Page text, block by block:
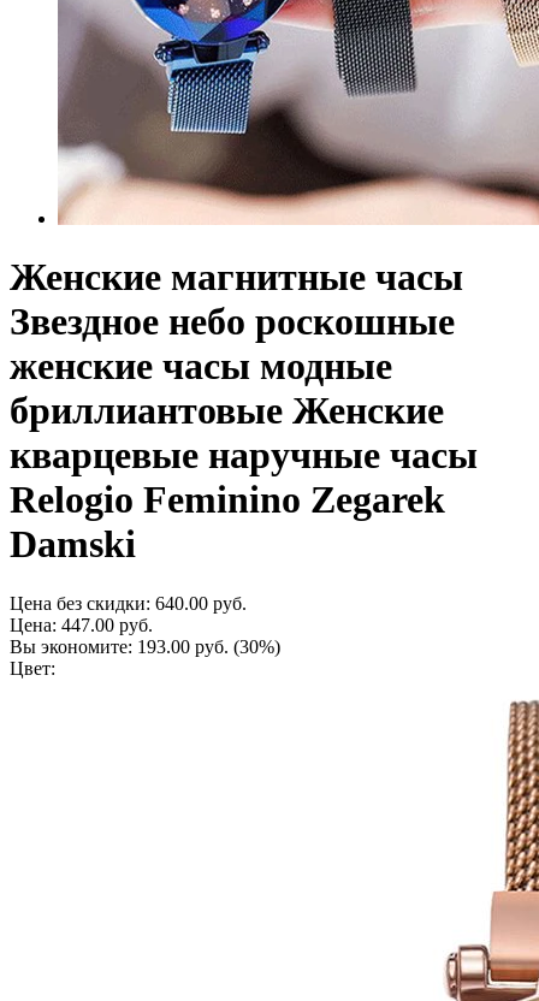
Женские магнитные часы
Звездное небо роскошные
женские часы модные
бриллиантовые Женские
кварцевые наручные часы
Relogio Feminino Zegarek
Damski
Цена без скидки: 640.00 руб.
Цена: 447.00 руб.
Вы экономите: 193.00 руб. (30%)
Цвет: